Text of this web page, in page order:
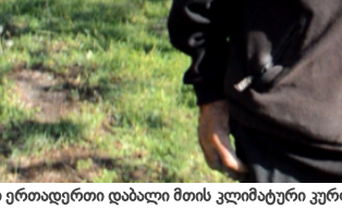
დაბალი მთის კლიმატური